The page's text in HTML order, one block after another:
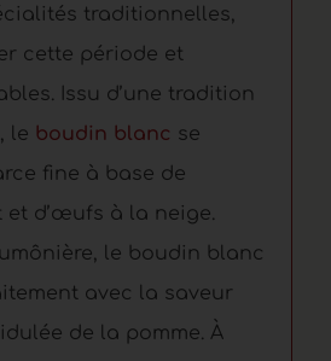
traditionnelles,
cette période et
Issu d’une tradition
le boudin blanc se
fine à base de
d’œufs à la neige.
le boudin blanc
avec la saveur
de la pomme. À